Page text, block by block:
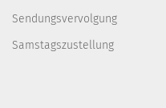
Sendungsvervolgung
Samstagszustellung